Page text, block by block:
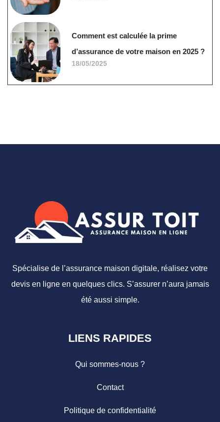
Comment est calculée la prime
d’assurance de votre maison en 2025 ?
18/05/2025
Spécialise de l’assurance maison digitale, réalisez votre
devis en ligne en quelques clics. S’assurer n’aura jamais
été aussi simple.
LIENS RAPIDES
Qui sommes-nous ?
Contact
Politique de confidentialité